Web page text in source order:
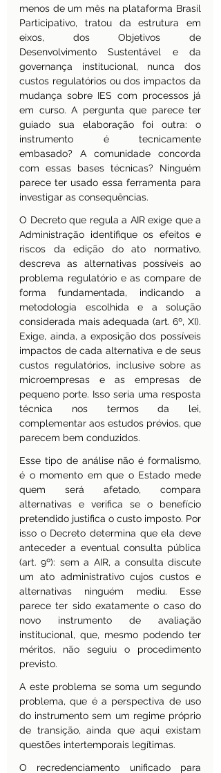
menos de um mês na plataforma Brasil
Participativo, tratou da estrutura em
eixos, dos Objetivos de
Desenvolvimento Sustentável e da
governança institucional, nunca dos
custos regulatórios ou dos impactos da
mudança sobre IES com processos já
em curso. A pergunta que parece ter
guiado sua elaboração foi outra: o
instrumento é tecnicamente
embasado? A comunidade concorda
com essas bases técnicas? Ninguém
parece ter usado essa ferramenta para
investigar as consequências.
O Decreto que regula a AIR exige que a
Administração identifique os efeitos e
riscos da edição do ato normativo,
descreva as alternativas possíveis ao
problema regulatório e as compare de
forma fundamentada, indicando a
metodologia escolhida e a solução
considerada mais adequada (art. 6º, XI).
Exige, ainda, a exposição dos possíveis
impactos de cada alternativa e de seus
custos regulatórios, inclusive sobre as
microempresas e as empresas de
pequeno porte. Isso seria uma resposta
técnica nos termos da lei,
complementar aos estudos prévios, que
parecem bem conduzidos.
Esse tipo de análise não é formalismo,
é o momento em que o Estado mede
quem será afetado, compara
alternativas e verifica se o benefício
pretendido justifica o custo imposto. Por
isso o Decreto determina que ela deve
anteceder a eventual consulta pública
(art. 9º): sem a AIR, a consulta discute
um ato administrativo cujos custos e
alternativas ninguém mediu. Esse
parece ter sido exatamente o caso do
novo instrumento de avaliação
institucional, que, mesmo podendo ter
méritos, não seguiu o procedimento
previsto.
A este problema se soma um segundo
problema, que é a perspectiva de uso
do instrumento sem um regime próprio
de transição, ainda que aqui existam
questões intertemporais legítimas.
O recredenciamento unificado para